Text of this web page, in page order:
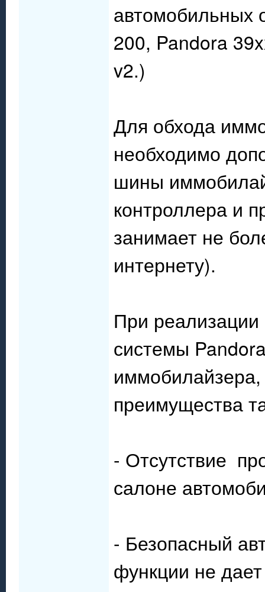
автомобильных
200, Pandora
v2.)
Для обхода
необходимо
шины
контроллера и
занимает не
интернету).
При реализации
системы
преимущества
- Отсутствие
салоне
- Безопасный
функции не